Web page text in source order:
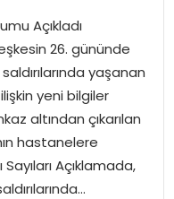
Açıkladı
26. gününde
yaşanan
ilişkin yeni bilgiler
altından çıkarılan
hastanelere
Açıklamada,